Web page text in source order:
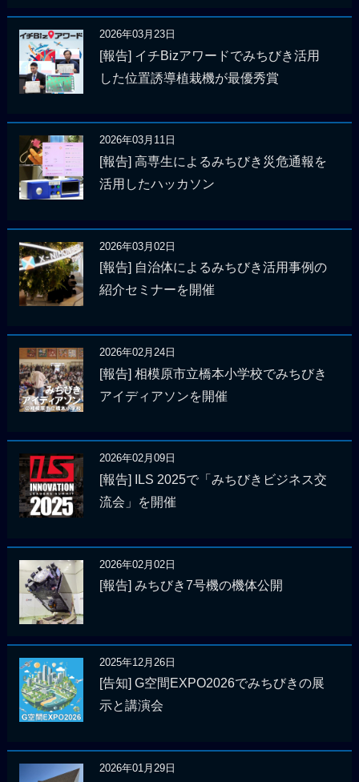
2026年03月23日
[報告] イチBizアワードでみちびき活用
した位置誘導植栽機が最優秀賞
2026年03月11日
[報告] 高専生によるみちびき災危通報を
活用したハッカソン
2026年03月02日
[報告] 自治体によるみちびき活用事例の
紹介セミナーを開催
2026年02月24日
[報告] 相模原市立橋本小学校でみちびき
アイディアソンを開催
2026年02月09日
[報告] ILS 2025で「みちびきビジネス交
流会」を開催
2026年02月02日
[報告] みちびき7号機の機体公開
2025年12月26日
[告知] G空間EXPO2026でみちびきの展
示と講演会
2026年01月29日